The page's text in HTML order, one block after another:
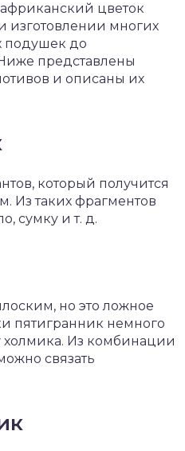
цветок
изготовлении многих
подушек до
представлены
и описаны их
который получится
Из таких фрагментов
сумку и т. д.
но это ложное
пятигранник немного
Из комбинации
связать